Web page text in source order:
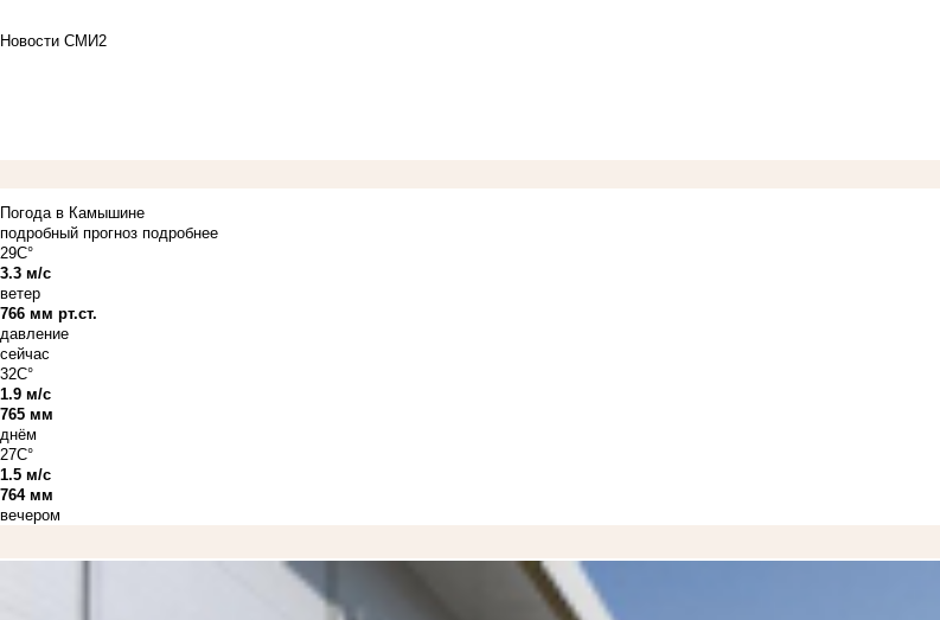
Новости СМИ2
Погода в Камышине
подробный прогноз подробнее
29C°
3.3 м/с
ветер
766 мм рт.ст.
давление
сейчас
32C°
1.9 м/с
765 мм
днём
27C°
1.5 м/с
764 мм
вечером